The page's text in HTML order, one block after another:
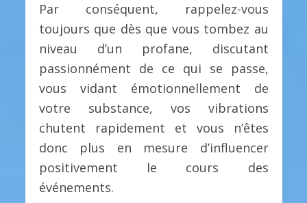
Par conséquent, rappelez-vous
toujours que dès que vous tombez au
niveau d’un profane, discutant
passionnément de ce qui se passe,
vous vidant émotionnellement de
votre substance, vos vibrations
chutent rapidement et vous n’êtes
donc plus en mesure d’influencer
positivement le cours des
événements.